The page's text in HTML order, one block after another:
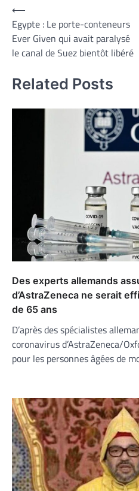
Navigation
de
l’article
⟵
Egypte : Le porte-conteneurs
Ever Given qui avait paralysé
le canal de Suez bientôt libéré
Related Posts
Des experts allemands
d’AstraZeneca ne serait
de 65 ans
D’après des spécialistes
coronavirus d’AstraZeneca/
pour les personnes âgées de